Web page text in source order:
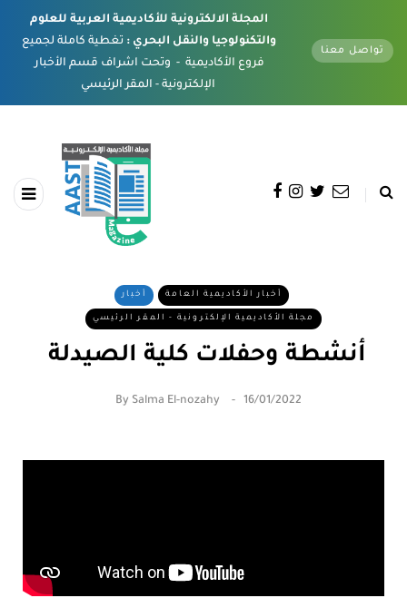
المجلة الالكترونية للأكاديمية العربية للعلوم
والتكنولوجيا والنقل البحري : تغطية كاملة لجميع
فروع الأكاديمية - وتحت اشراف قسم الأخبار
تواصل معنا
أخبار أخبار الأكاديمية العامة
مجلة الأكاديمية الإلكترونية - المقر الرئيسي
أنشطة وحفلات كلية الصيدلة
By Salma El-nozahy 16/01/2022